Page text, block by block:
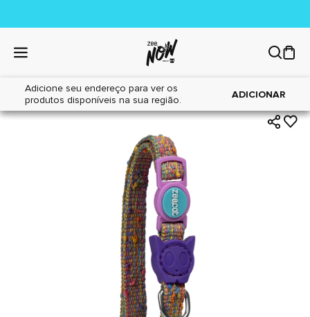
Adicione seu endereço para ver os
produtos disponíveis na sua região.
ADICIONAR
Home|Gatos|Acessórios